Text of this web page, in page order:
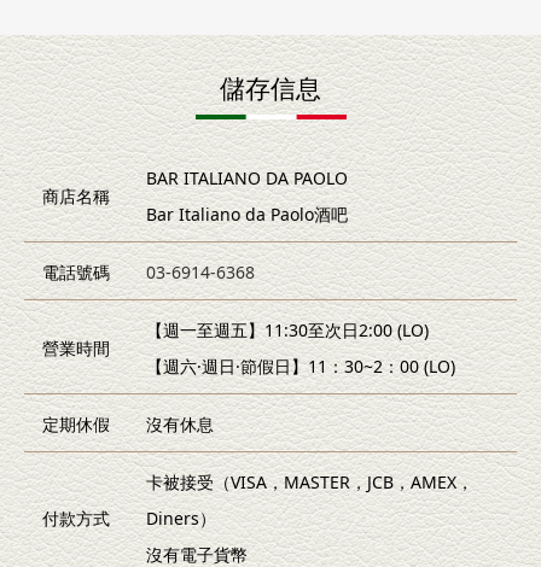
儲存信息
商店名稱
BAR ITALIANO DA PAOLO
Bar Italiano da Paolo酒吧
電話號碼 03-6914-6368
營業時間
【週一至週五】11:30至次日2:00 (LO)
【週六·週日·節假日】11：30~2：00 (LO)
定期休假 沒有休息
付款方式
卡被接受（VISA，MASTER，JCB，AMEX，
Diners）
沒有電子貨幣